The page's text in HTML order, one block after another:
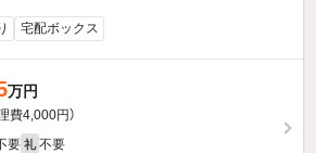
宅配ボックス
万円
費4,000円）
要 礼 不要